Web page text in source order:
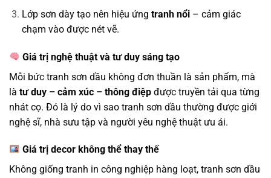
Lớp sơn dày tạo nên hiệu ứng tranh nổi– cảm giác
chạm vào được nét vẽ.
Giá trị nghệ thuật và tư duy sáng tạo
Mỗi bức tranh sơn dầu không đơn thuần là sản phẩm, mà
là tư duy – cảm xúc – thông điệp được truyền tải qua từng
nhát cọ. Đó là lý do vì sao tranh sơn dầu thường được giới
nghệ sĩ, nhà sưu tập và người yêu nghệ thuật ưu ái.
Giá trị decor không thể thay thế
Không giống tranh in công nghiệp hàng loạt, tranh sơn dầu